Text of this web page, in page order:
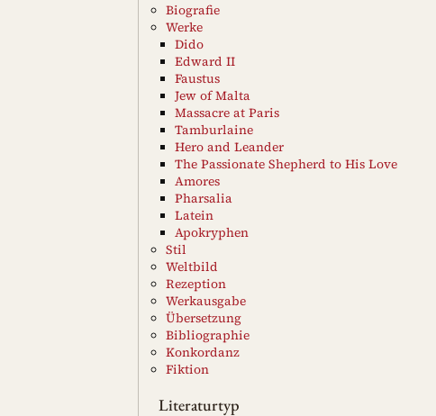
Biografie
Werke
Dido
Edward II
Faustus
Jew of Malta
Massacre at Paris
Tamburlaine
Hero and Leander
The Passionate Shepherd to His Love
Amores
Pharsalia
Latein
Apokryphen
Stil
Weltbild
Rezeption
Werkausgabe
Übersetzung
Bibliographie
Konkordanz
Fiktion
Literaturtyp